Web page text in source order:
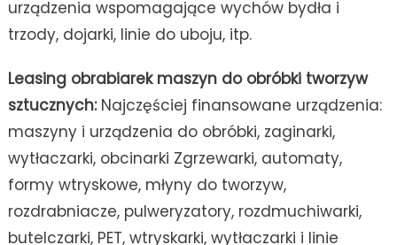
urządzenia wspomagające wychów bydła i
trzody, dojarki, linie do uboju, itp.
Leasing obrabiarek maszyn do obróbki tworzyw
sztucznych:Najczęściej finansowane urządzenia:
maszyny i urządzenia do obróbki, zaginarki,
wytłaczarki, obcinarki Zgrzewarki, automaty,
formy wtryskowe, młyny do tworzyw,
rozdrabniacze, pulweryzatory, rozdmuchiwarki,
butelczarki, PET, wtryskarki, wytłaczarki i linie